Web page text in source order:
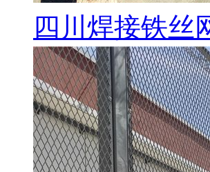
四川焊接铁丝